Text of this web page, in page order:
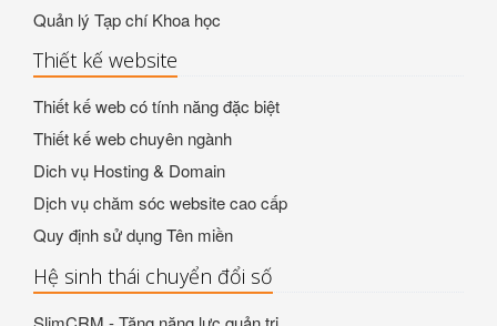
Quản lý Tạp chí Khoa học
Thiết kế website
Thiết kế web có tính năng đặc biệt
Thiết kế web chuyên ngành
Dich vụ Hosting & Domain
Dịch vụ chăm sóc website cao cấp
Quy định sử dụng Tên miền
Hệ sinh thái chuyển đổi số